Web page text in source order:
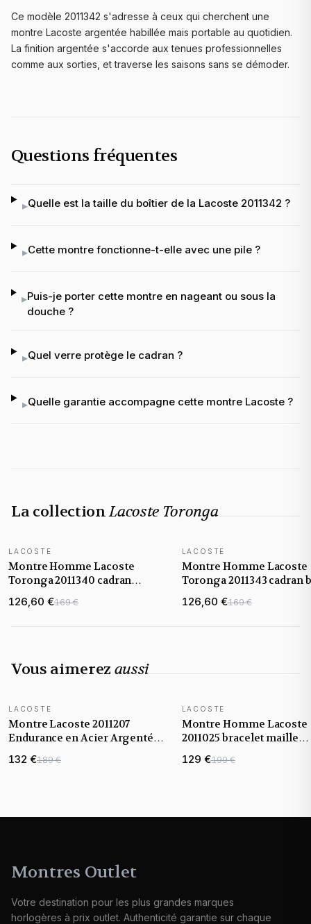
Ce modèle 2011342 s'adresse à ceux qui cherchent une
montre Lacoste argentée habillée mais portable au quotidien.
La finition argentée s'accorde aux tenues professionnelles
comme aux sorties, et traverse les saisons sans se démoder.
Questions fréquentes
▸Quelle est la taille du boîtier de la Lacoste 2011342 ?
▸Cette montre fonctionne-t-elle avec une pile ?
▸Puis-je porter cette montre en nageant ou sous la
douche ?
▸Quel verre protège le cadran ?
▸Quelle garantie accompagne cette montre Lacoste ?
La collectionLacoste Toronga
NOUVEAUTÉ
LACOSTE
Montre Homme Lacoste
Toronga 2011340 cadran
argenté bracelet tissu
126,60 €169 €
NOUVEAUTÉ
LACOSTE
Montre Homme Lacoste
Toronga 2011343 cadran
bracelet acier
126,60 €169 €
Vous aimerez aussi
LACOSTE
Montre Lacoste 2011207
Endurance en Acier Argenté
132 €189 €
LACOSTE
Montre Homme Lacoste
2011025 bracelet maille
129 €199 €
Montres Outlet
Votre destination pour les plus grandes marques
horlogères à prix outlet. Authenticité garantie sur chaque